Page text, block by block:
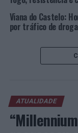
Ainda no dia de
a PSP
uma soqueira,
Foto: PSP.
Viana do Castelo:
por tráfico de
ATUALIDADE